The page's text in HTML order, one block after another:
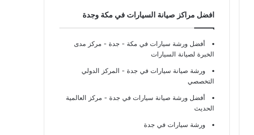
افضل مراكز صيانة السيارات في مكة وجدة
أفضل ورشة سيارات في مكة - جدة - مركز مدى
الخبرة لصيانة السيارات
ورشة صيانة سيارات في جدة - المركز الدولي
التخصصي
أفضل ورشة صيانة سيارات في جدة - مركز العالمية
الحديث
ورشة سيارات في جدة